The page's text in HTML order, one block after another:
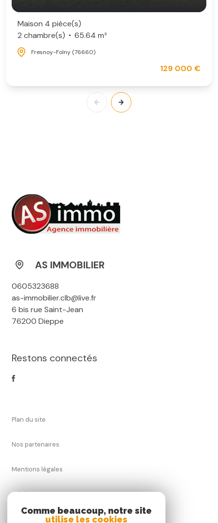
Maison 4 pièce(s)
2 chambre(s)
65.64 m²
Fresnoy-Folny (76660)
129 000 €
AS IMMOBILIER
0605323688
as-immobilier.clb@live.fr
6 bis rue Saint-Jean
76200 Dieppe
Restons connectés
plan du site
nos partenaires
mentions légales
admin
nos honoraires
Comme beaucoup, notre site
utilise les cookies